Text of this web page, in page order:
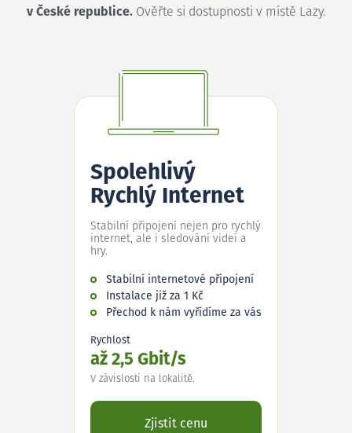
v České republice. Ověřte si dostupnosti v místě Lazy.
Spolehlivý
Rychlý Internet
Stabilní připojení nejen pro rychlý
internet, ale i sledování videí a
hry.
Stabilní internetové připojení
Instalace již za 1 Kč
Přechod k nám vyřídíme za vás
Rychlost
až 2,5 Gbit/s
V závislosti na lokalitě.
Zjistit cenu